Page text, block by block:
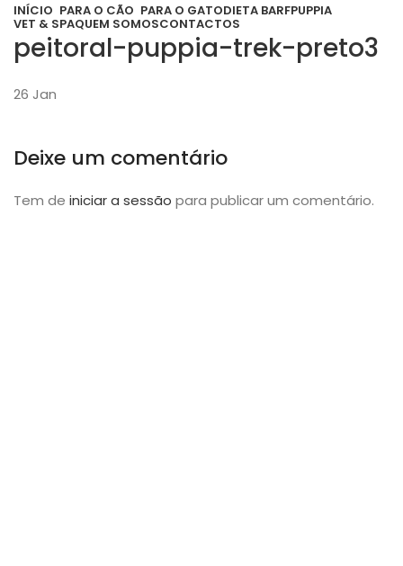
INÍCIO PARA O CÃO PARA O GATODIETA BARFPUPPIA
VET & SPAQUEM SOMOSCONTACTOS
peitoral-puppia-trek-preto3
26 Jan
Deixe um comentário
Tem de iniciar a sessão para publicar um comentário.